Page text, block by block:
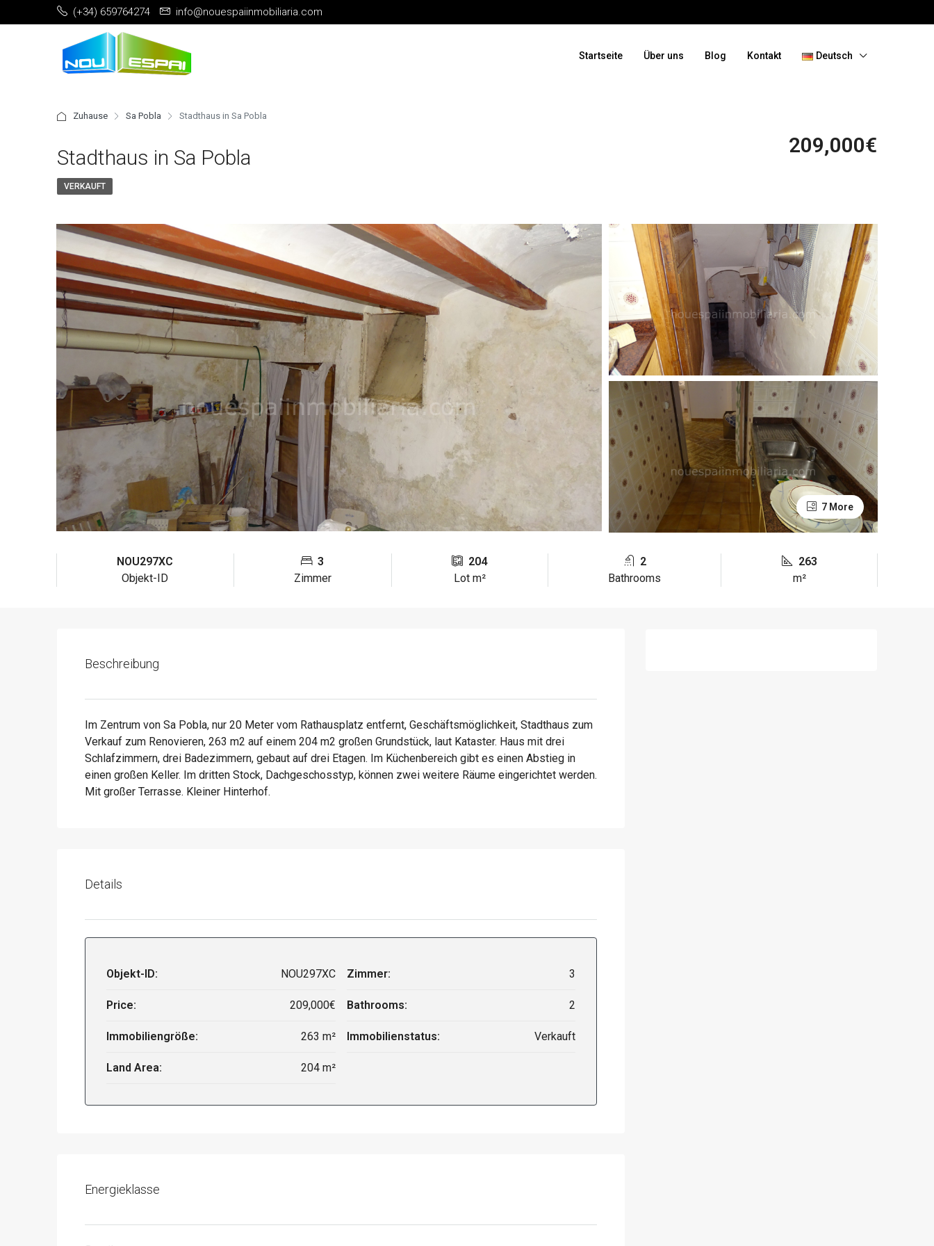
(+34) 659764274 info@nouespaiinmobiliaria.com
Startseite Über uns Blog Kontakt Deutsch
Zuhause Sa Pobla Stadthaus in Sa Pobla
Stadthaus in Sa Pobla
209,000€
VERKAUFT
7 More
NOU297XC
Objekt-ID
3
Zimmer
204
Lot m²
2
Bathrooms
263
m²
Beschreibung
Im Zentrum von Sa Pobla, nur 20 Meter vom Rathausplatz entfernt, Geschäftsmöglichkeit, Stadthaus zum
Verkauf zum Renovieren, 263 m2 auf einem 204 m2 großen Grundstück, laut Kataster. Haus mit drei
Schlafzimmern, drei Badezimmern, gebaut auf drei Etagen. Im Küchenbereich gibt es einen Abstieg in
einen großen Keller. Im dritten Stock, Dachgeschosstyp, können zwei weitere Räume eingerichtet werden.
Mit großer Terrasse. Kleiner Hinterhof.
Details
Objekt-ID: NOU297XC
Price: 209,000€
Immobiliengröße: 263 m²
Land Area: 204 m²
Zimmer: 3
Bathrooms: 2
Immobilienstatus: Verkauft
Energieklasse